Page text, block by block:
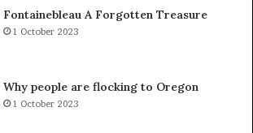
Fontainebleau A Forgotten Treasure
1 October 2023
Why people are flocking to Oregon
1 October 2023